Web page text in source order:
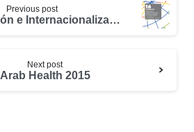
Previous post
Globalización e Internacionalización de la Defensa y la Seguridad
Next post
Arab Health 2015